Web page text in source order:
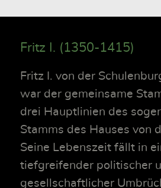
Fritz I. (1350-1415)
Fritz I. von der
war der gemeinsame
drei Hauptlinien des
Stamms des Hauses von
Seine Lebenszeit fällt in
tiefgreifender politischer
gesellschaftlicher